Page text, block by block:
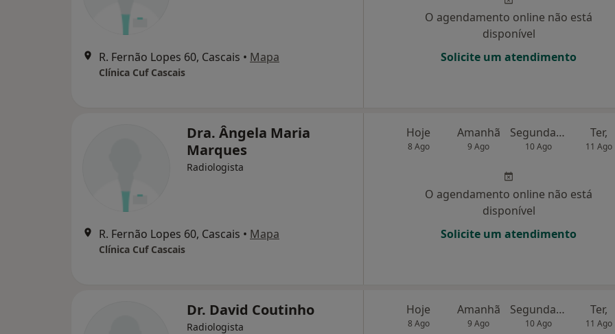
R. Fernão Lopes 60, Cascais • Mapa
Clínica Cuf Cascais
O agendamento online não está
disponível
Solicite um atendimento
Dra. Ângela Maria
Marques
Radiologista
R. Fernão Lopes 60, Cascais • Mapa
Clínica Cuf Cascais
Hoje
8 Ago
Amanhã
9 Ago
Segunda-feira
10 Ago
Ter,
11 Ago
O agendamento online não está
disponível
Solicite um atendimento
Dr. David Coutinho
Radiologista
Hoje
8 Ago
Amanhã
9 Ago
Segunda-feira
10 Ago
Ter,
11 Ago